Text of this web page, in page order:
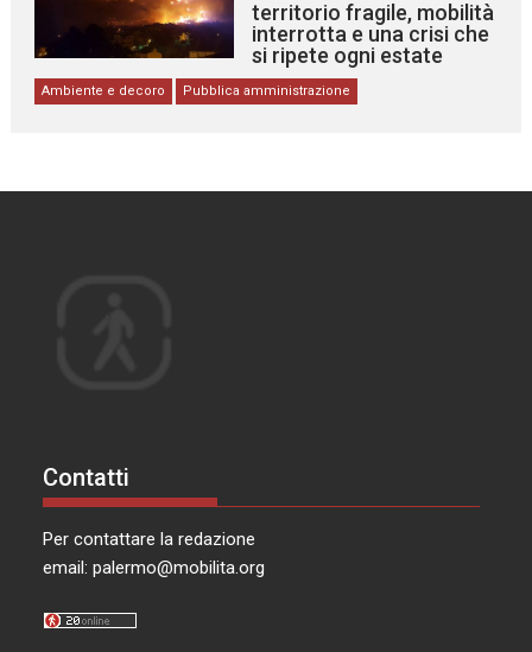
territorio fragile, mobilità
interrotta e una crisi che
si ripete ogni estate
Ambiente e decoro Pubblica amministrazione
Contatti
Per contattare la redazione
email:palermo@mobilita.org